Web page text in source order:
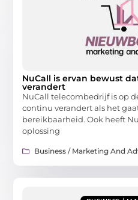
NuCall is ervan bewust
verandert
NuCall telecombedrijf is op
continu verandert als het
bereikbaarheid. Ook heeft
oplossing
Business / Marketing And